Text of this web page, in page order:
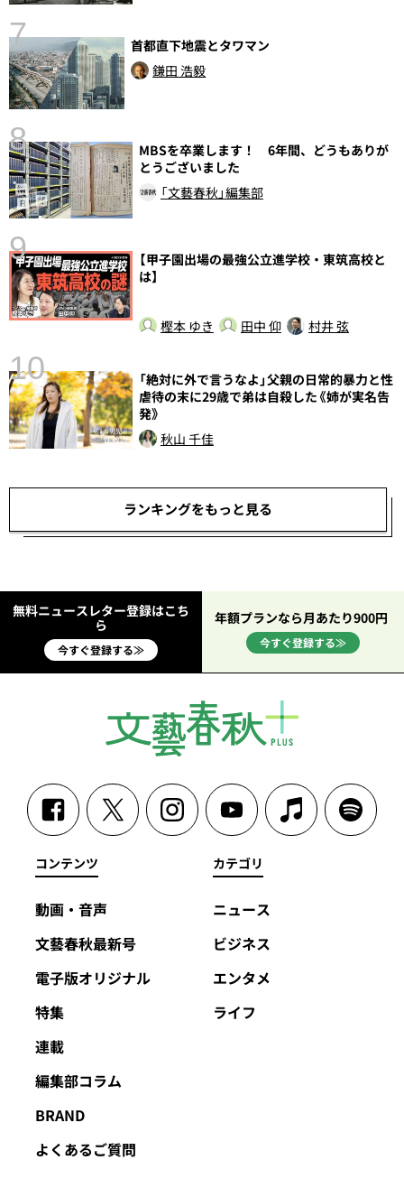
7
首都直下地震とタワマン
鎌田 浩毅
8
MBSを卒業します！ 6年間、どうもありが
とうございました
「文藝春秋」編集部
9
【甲子園出場の最強公立進学校・東筑高校と
は】
樫本 ゆき 田中 仰 村井 弦
10
「絶対に外で言うなよ」父親の日常的暴力と性
虐待の末に29歳で弟は自殺した《姉が実名告
発》
秋山 千佳
ランキングをもっと見る
無料ニュースレター登録はこち
ら
今すぐ登録する≫
年額プランなら月あたり900円
今すぐ登録する≫
コンテンツ
動画・音声
文藝春秋最新号
電子版オリジナル
特集
連載
編集部コラム
BRAND
よくあるご質問
カテゴリ
ニュース
ビジネス
エンタメ
ライフ